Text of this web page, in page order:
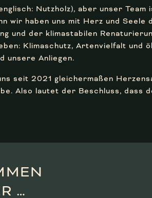
Nutzholz), aber unser Team
wir haben uns mit Herz und Seele
und der klimastabilen
Klimaschutz, Artenvielfalt und
unsere Anliegen.
seit 2021 gleichermaßen
Also lautet der Beschluss, dass
…